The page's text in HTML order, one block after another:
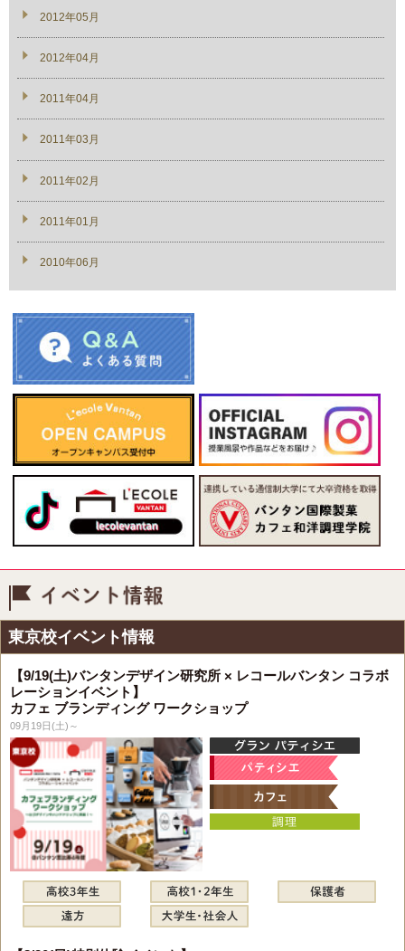
2012年05月
2012年04月
2011年04月
2011年03月
2011年02月
2011年01月
2010年06月
東京校イベント情報
【9/19(土)バンタンデザイン研究所 × レコールバンタン コラボ
レーションイベント】
カフェ ブランディング ワークショップ
09月19日(土)～